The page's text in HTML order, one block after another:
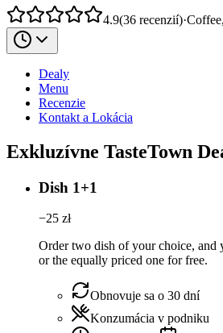
4.9(36 recenzií)·
Dealy
Menu
Recenzie
Kontakt a Lokácia
Exkluzívne TasteTown
Dish 1+1
−25 zł
Order two dish of your choice, and
or the equally priced one for free.
Obnovuje sa o 30 dní
Konzumácia v podniku